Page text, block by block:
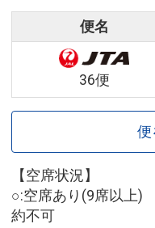
便名
36便
便
【空席状況】
○:空席あり(9席以上
約不可